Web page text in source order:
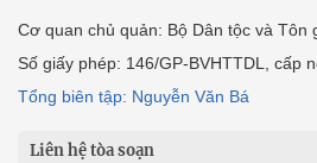
Cơ quan chủ quản: Bộ Dân tộc và Tôn
Số giấy phép: 146/GP-BVHTTDL, cấp
Tổng biên tập: Nguyễn Văn Bá
Liên hệ tòa soạn